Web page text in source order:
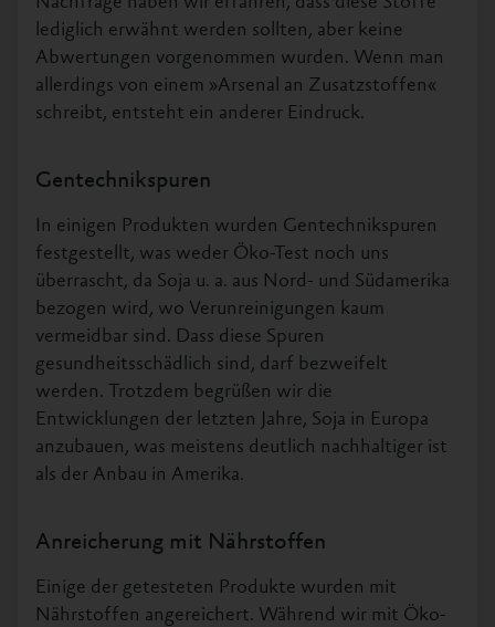
lediglich erwähnt werden sollten, aber keine
Abwertungen vorgenommen wurden. Wenn man
allerdings von einem »Arsenal an Zusatzstoffen«
schreibt, entsteht ein anderer Eindruck.
Gentechnikspuren
In einigen Produkten wurden Gentechnikspuren
festgestellt, was weder Öko-Test noch uns
überrascht, da Soja u. a. aus Nord- und Südamerika
bezogen wird, wo Verunreinigungen kaum
vermeidbar sind. Dass diese Spuren
gesundheitsschädlich sind, darf bezweifelt
werden. Trotzdem begrüßen wir die
Entwicklungen der letzten Jahre, Soja in Europa
anzubauen, was meistens deutlich nachhaltiger ist
als der Anbau in Amerika.
Anreicherung mit Nährstoffen
Einige der getesteten Produkte wurden mit
Nährstoffen angereichert. Während wir mit Öko-